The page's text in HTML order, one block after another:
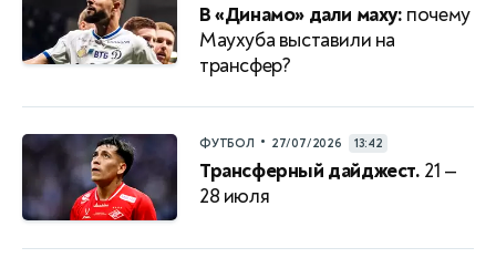
В «Динамо» дали маху: почему
Маухуба выставили на
трансфер?
ФУТБОЛ • 27/07/2026 13:42
Трансферный дайджест. 21 —
28 июля